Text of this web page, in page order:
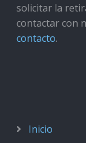
solicitar la
contactar con
contacto.
Inicio